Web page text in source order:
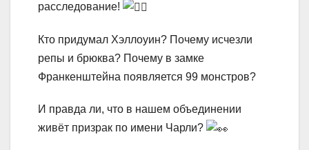
расследование!
Кто придумал Хэллоуин? Почему исчезли
репы и брюква? Почему в замке
Франкенштейна появляется 99 монстров?
И правда ли, что в нашем объединении
живёт призрак по имени Чарли?